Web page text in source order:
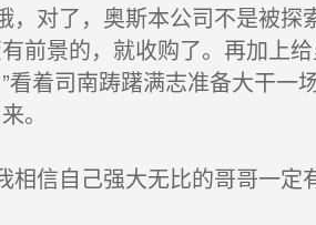
，对了，奥斯本公司不是被探
前景的，就收购了。再加上
看着司南踌躇满志准备大干
。
相信自己强大无比的哥哥一定